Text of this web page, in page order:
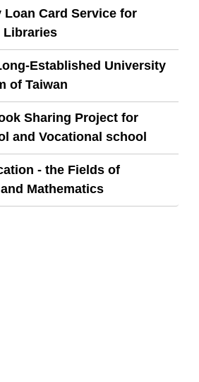
Loan Card Service for
Libraries
Established University
of Taiwan
Sharing Project for
and Vocational school
- the Fields of
Mathematics